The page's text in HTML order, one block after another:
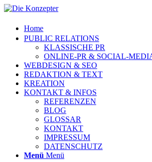
Home
PUBLIC RELATIONS
KLASSISCHE PR
ONLINE-PR & SOCIAL-
WEBDESIGN & SEO
REDAKTION & TEXT
KREATION
KONTAKT & INFOS
REFERENZEN
BLOG
GLOSSAR
KONTAKT
IMPRESSUM
DATENSCHUTZ
Menü Menü